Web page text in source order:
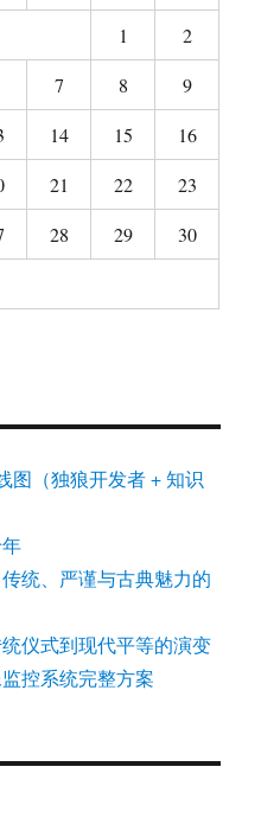
1
2
7 8
9
14 15
16
21 22
23
28 29
30
图（独狼开发者 + 知识
统、严谨与古典魅力的
仪式到现代平等的演变
控系统完整方案